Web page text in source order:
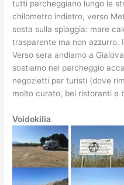
tutti parcheggiano lungo le
chilometro indietro, verso
sosta sulla spiaggia: mare
trasparente ma non azzurro.
Verso sera andiamo a
sostiamo nel parcheggio
negozietti per turisti (dove
molto curato, bei ristoranti e
Voidokilia